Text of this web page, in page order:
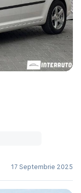
17 Septembrie 2025